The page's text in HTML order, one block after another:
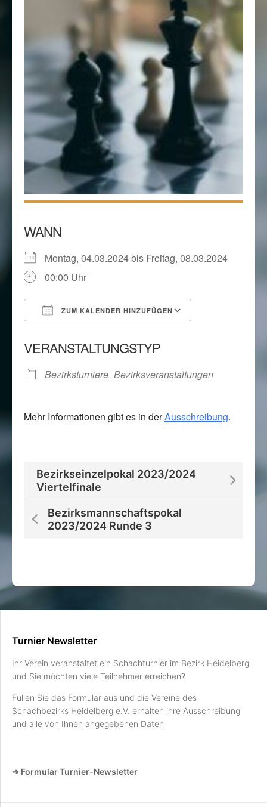
WANN
Montag, 04.03.2024 bis Freitag, 08.03.2024
00:00 Uhr
ZUM KALENDER HINZUFÜGEN
VERANSTALTUNGSTYP
Bezirksturniere Bezirksveranstaltungen
Mehr Informationen gibt es in derAusschreibung.
Bezirkseinzelpokal 2023/2024
Viertelfinale
Bezirksmannschaftspokal
2023/2024 Runde 3
Turnier Newsletter
Ihr Verein veranstaltet ein Schachturnier im Bezirk Heidelberg
und Sie möchten viele Teilnehmer erreichen?
Füllen Sie das Formular aus und die Vereine des
Schachbezirks Heidelberg e.V. erhalten ihre Ausschreibung
und alle von Ihnen angegebenen Daten
➔ Formular Turnier-Newsletter